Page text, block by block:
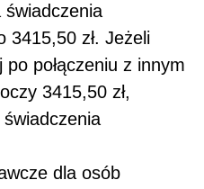
3415,50 zł. Jeżeli
połączeniu z innym
3415,50 zł,
dla osób